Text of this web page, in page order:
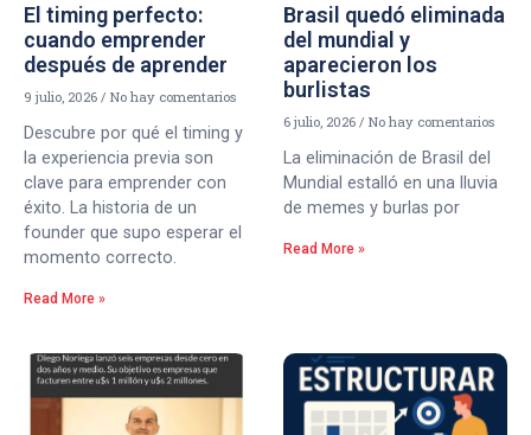
El timing perfecto:
cuando emprender
después de aprender
9 julio, 2026 No hay comentarios
Descubre por qué el timing y
la experiencia previa son
clave para emprender con
éxito. La historia de un
founder que supo esperar el
momento correcto.
Read More »
Brasil quedó eliminada
del mundial y
aparecieron los
burlistas
6 julio, 2026 No hay comentarios
La eliminación de Brasil del
Mundial estalló en una lluvia
de memes y burlas por
Read More »